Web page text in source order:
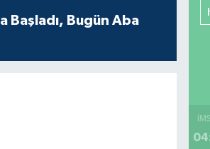
Başladı, Bugün Aba